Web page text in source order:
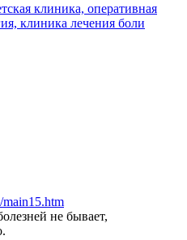
клиника, оперативная
клиника лечения боли
не бывает,